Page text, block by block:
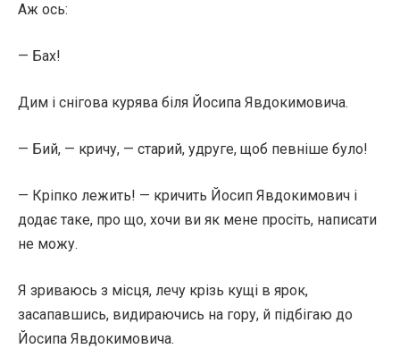
Аж ось:
— Бах!
Дим і снігова курява біля Йосипа Явдокимовича.
— Бий, — кричу, — старий, удруге, щоб певніше було!
— Кріпко лежить! — кричить Йосип Явдокимович і
додає таке, про що, хочи ви як мене просіть, написати
не можу.
Я зриваюсь з місця, лечу крізь кущі в ярок,
засапавшись, видираючись на гору, й підбігаю до
Йосипа Явдокимовича.